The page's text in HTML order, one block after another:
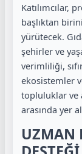
Katılımcılar,
başlıktan
yürütecek.
şehirler ve
verimliliği,
ekosistemler
topluluklar ve
arasında yer
UZMAN